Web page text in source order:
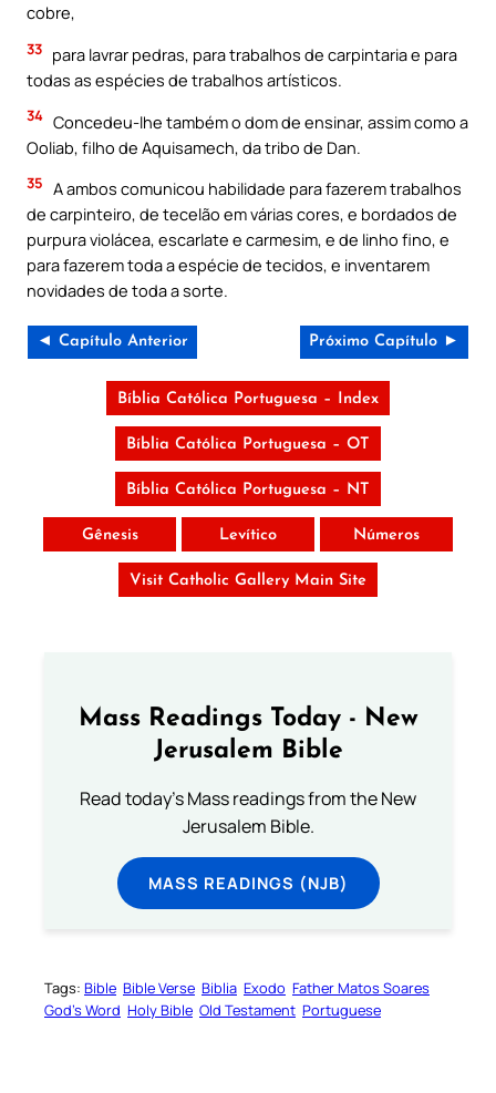
cobre,
33 para lavrar pedras, para trabalhos de carpintaria e para
todas as espécies de trabalhos artísticos.
34 Concedeu-lhe também o dom de ensinar, assim como a
Ooliab, filho de Aquisamech, da tribo de Dan.
35 A ambos comunicou habilidade para fazerem trabalhos
de carpinteiro, de tecelão em várias cores, e bordados de
purpura violácea, escarlate e carmesim, e de linho fino, e
para fazerem toda a espécie de tecidos, e inventarem
novidades de toda a sorte.
◄ Capítulo Anterior Próximo Capítulo ►
Bíblia Católica Portuguesa – Index
Bíblia Católica Portuguesa – OT
Bíblia Católica Portuguesa – NT
Gênesis Levítico Números
Visit Catholic Gallery Main Site
Mass Readings Today - New
Jerusalem Bible
Read today's Mass readings from the New
Jerusalem Bible.
MASS READINGS (NJB)
Tags: Bible Bible Verse Biblia Exodo Father Matos Soares
God’s Word Holy Bible Old Testament Portuguese